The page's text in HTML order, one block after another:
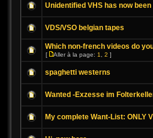
Unidentified VHS has now been
VDS/VSO belgian tapes
Which non-french videos do
[ Aller à la page: 1 2 ]
spaghetti westerns
Wanted -Exzesse im
My complete Want-List: ONLY